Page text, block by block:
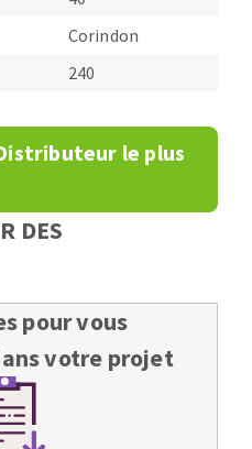
Corindon
240
le plus
DES
pour vous
votre projet